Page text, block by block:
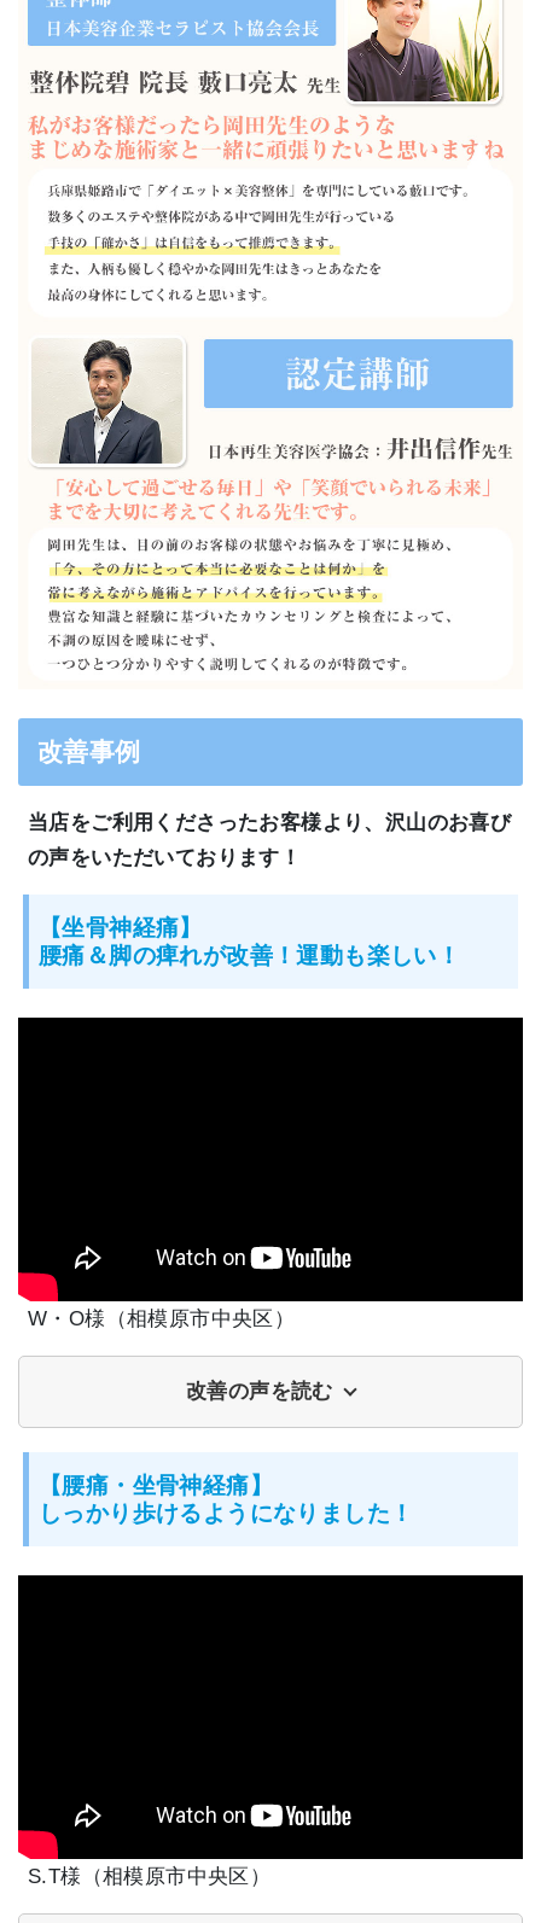
改善事例
当店をご利用くださったお客様より、沢山のお喜び
の声をいただいております！
【坐骨神経痛】
腰痛＆脚の痺れが改善！運動も楽しい！
W・O様（相模原市中央区）
改善の声を読む
【腰痛・坐骨神経痛】
しっかり歩けるようになりました！
S.T様（相模原市中央区）